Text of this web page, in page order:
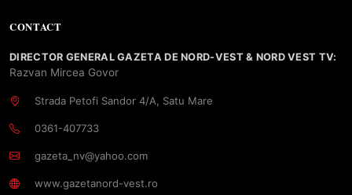
CONTACT
DIRECTOR GENERAL GAZETA DE NORD-VEST & NORD VEST TV:
Razvan Mircea Govor
Strada Petofi Sandor 4/A, Satu Mare
0361-407733
gazeta_nv@yahoo.com
www.gazetanord-vest.ro